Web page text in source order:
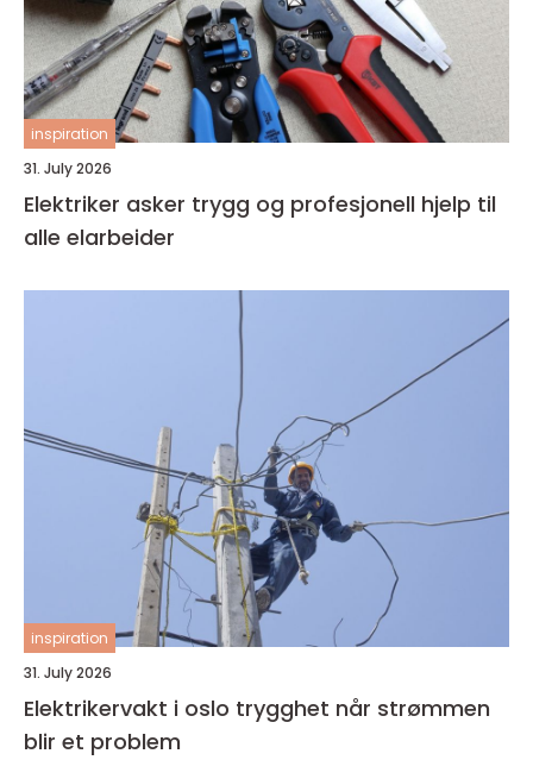
inspiration
31. July 2026
Elektriker asker trygg og profesjonell hjelp til
alle elarbeider
inspiration
31. July 2026
Elektrikervakt i oslo trygghet når strømmen
blir et problem